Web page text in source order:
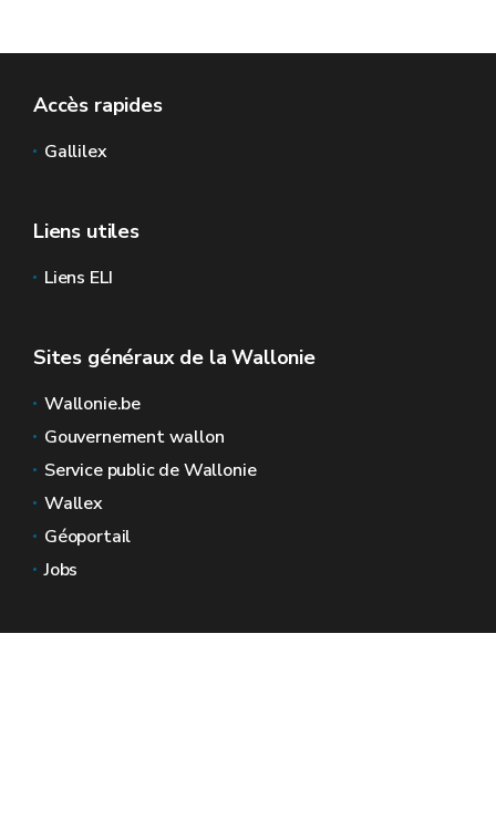
Accès rapides
Gallilex
Liens utiles
Liens ELI
Sites généraux de la Wallonie
Wallonie.be
Gouvernement wallon
Service public de Wallonie
Wallex
Géoportail
Jobs